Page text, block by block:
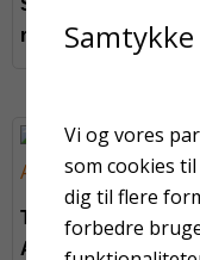
Spartel 25 mm prof.
rustfrit stål
Top Core
Afdækningstape 38
Vi og vores
som cookies
dig til flere
forbedre